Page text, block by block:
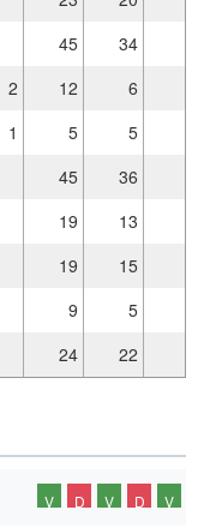
45 34
2 12
6
1 5
5
45
36
19
13
19 15
9 5
24 22
V D V D V